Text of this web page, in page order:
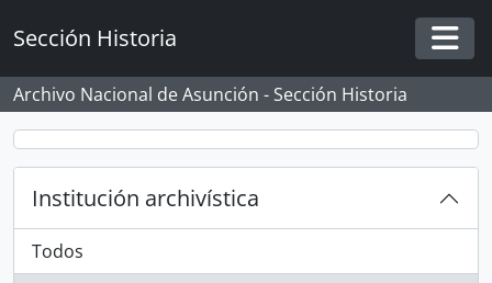
Sección Historia
Archivo Nacional de Asunción - Sección Historia
Institución archivística
Todos